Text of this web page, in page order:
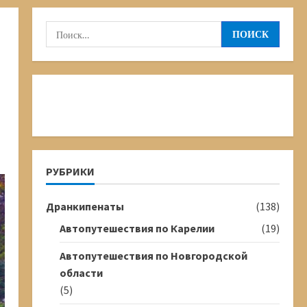
Найти:
РУБРИКИ
Дранкипенаты
(138)
Автопутешествия по Карелии
(19)
Автопутешествия по Новгородской
области
(5)